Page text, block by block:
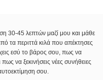
30-45 λεπτών μαζί μου και μάθε
τα περιττά κιλά που απέκτησες
εσύ το βάρος σου, πως να
να ξεκινήσεις νέες συνήθειες
σου.